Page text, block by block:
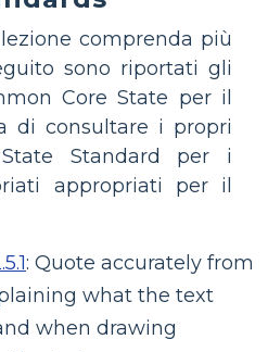
comprenda più
sono riportati gli
Core State per il
di consultare i propri
Standard per i
appropriati per il
: Quote accurately from
what the text
when drawing